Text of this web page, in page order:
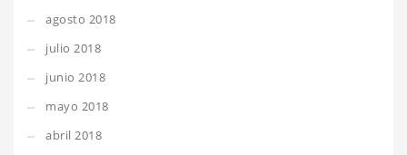
agosto 2018
julio 2018
junio 2018
mayo 2018
abril 2018